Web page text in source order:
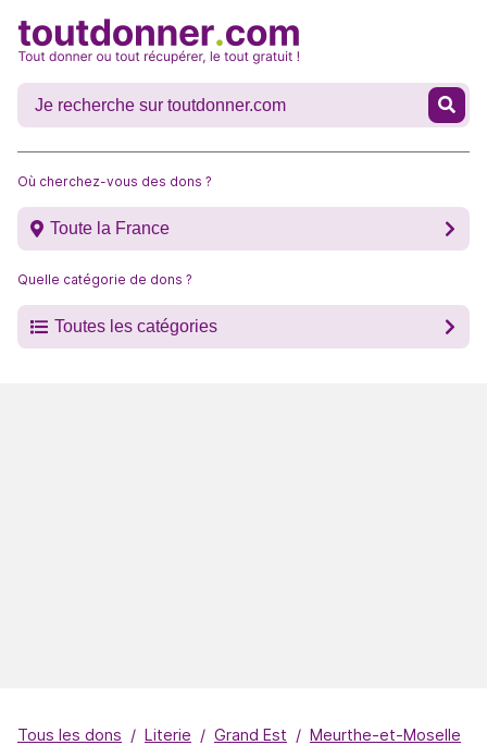
Où cherchez-vous des dons ?
Toute la France
Quelle catégorie de dons ?
Toutes les catégories
Tous les dons Literie Grand Est Meurthe-et-Moselle